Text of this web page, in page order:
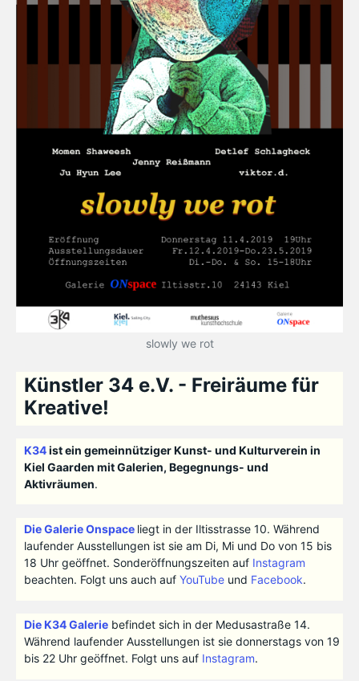
slowly we rot
Künstler 34 e.V. - Freiräume für
Kreative!
K34ist ein gemeinnütziger Kunst- und Kulturverein in
Kiel Gaarden mit Galerien, Begegnungs- und
Aktivräumen.
Die Galerie Onspace liegt in der Iltisstrasse 10. Während
laufender Ausstellungen ist sie am Di, Mi und Do von 15 bis
18 Uhr geöffnet. Sonderöffnungszeiten auf Instagram
beachten. Folgt uns auch auf YouTubeund Facebook.
Die K34 Galeriebefindet sich in der Medusastraße 14.
Während laufender Ausstellungen ist sie donnerstags von 19
bis 22 Uhr geöffnet. Folgt uns auf Instagram.